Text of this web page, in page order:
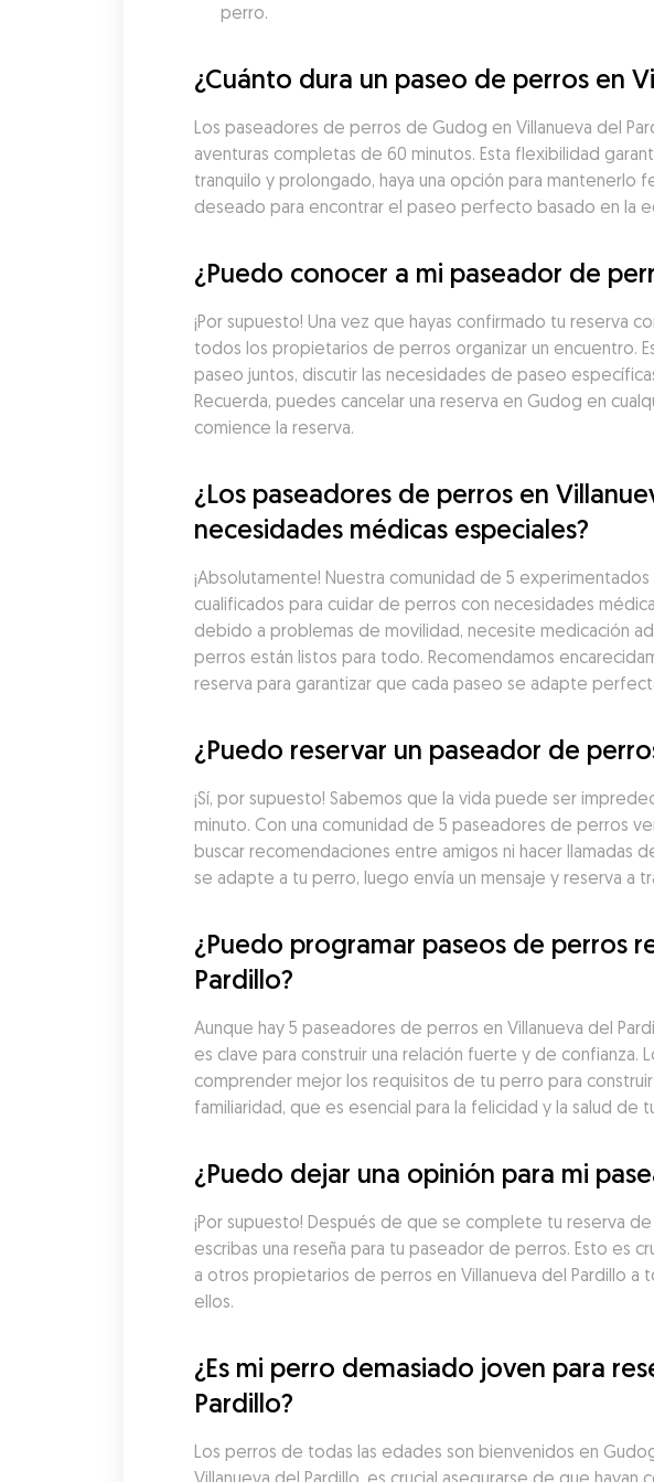
perro.
¿Cuánto dura un paseo de perros en
Los paseadores de perros de Gudog en Villanueva del
aventuras completas de 60 minutos. Esta flexibilidad
tranquilo y prolongado, haya una opción para
deseado para encontrar el paseo perfecto basado en la
¿Puedo conocer a mi paseador de
¡Por supuesto! Una vez que hayas confirmado tu reserva
todos los propietarios de perros organizar un encuentro.
paseo juntos, discutir las necesidades de paseo
Recuerda, puedes cancelar una reserva en Gudog en
comience la reserva.
¿Los paseadores de perros en
necesidades médicas especiales?
¡Absolutamente! Nuestra comunidad de 5
cualificados para cuidar de perros con necesidades
debido a problemas de movilidad, necesite medicación
perros están listos para todo. Recomendamos
reserva para garantizar que cada paseo se adapte
¿Puedo reservar un paseador de
¡Sí, por supuesto! Sabemos que la vida puede ser
minuto. Con una comunidad de 5 paseadores de perros
buscar recomendaciones entre amigos ni hacer llamadas
se adapte a tu perro, luego envía un mensaje y reserva a
¿Puedo programar paseos de perros
Pardillo?
Aunque hay 5 paseadores de perros en Villanueva del
es clave para construir una relación fuerte y de
comprender mejor los requisitos de tu perro para
familiaridad, que es esencial para la felicidad y la salud de
¿Puedo dejar una opinión para mi
¡Por supuesto! Después de que se complete tu reserva
escribas una reseña para tu paseador de perros. Esto es
a otros propietarios de perros en Villanueva del Pardillo
ellos.
¿Es mi perro demasiado joven para
Pardillo?
Los perros de todas las edades son bienvenidos en
Villanueva del Pardillo, es crucial asegurarse de que